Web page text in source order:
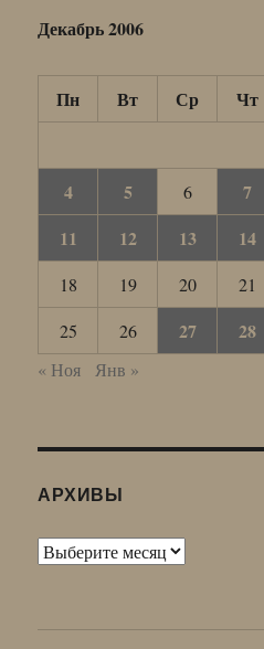
Декабрь 2006
Пн Вт Ср Чт
4 5 6 7
11
12 13 14
18 19 20 21
25
26 27 28
« Ноя Янв »
АРХИВЫ
Архивы